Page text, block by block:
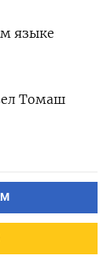
языке
Томаш